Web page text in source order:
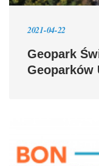
2021-04-22
Geopark
Geoparków